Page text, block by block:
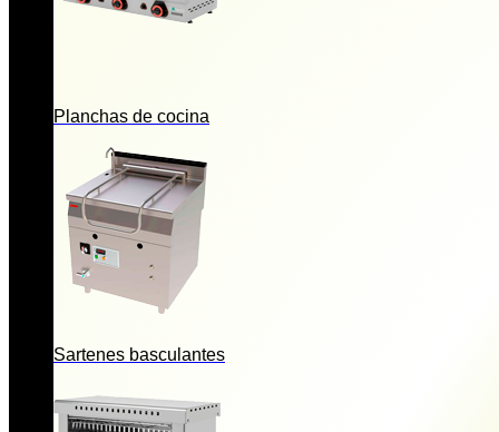
Planchas de cocina
Sartenes basculantes